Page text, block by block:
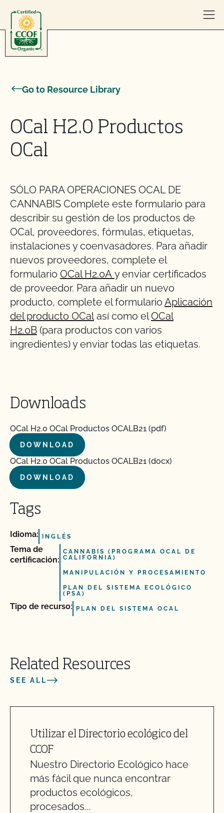
Go to Resource Library
OCal H2.0 Productos
OCal
SÓLO PARA OPERACIONES OCAL DE
CANNABIS Complete este formulario para
describir su gestión de los productos de
OCal, proveedores, fórmulas, etiquetas,
instalaciones y coenvasadores. Para añadir
nuevos proveedores, complete el
formulario OCal H2.0A y enviar certificados
de proveedor. Para añadir un nuevo
producto, complete el formulario Aplicación
del producto OCalasí como elOCal
H2.0B (para productos con varios
ingredientes) y enviar todas las etiquetas.
Downloads
OCal H2.0 OCal Productos OCALB21 (pdf)
DOWNLOAD
OCal H2.0 OCal Productos OCALB21 (docx)
DOWNLOAD
Tags
Idioma: INGLÉS
Tema de
certificación:
CANNABIS (PROGRAMA OCAL DE
CALIFORNIA)
MANIPULACIÓN Y PROCESAMIENTO
PLAN DEL SISTEMA ECOLÓGICO
(PSA)
Tipo de recurso: PLAN DEL SISTEMA OCAL
Related Resources
SEE ALL
Utilizar el Directorio ecológico del
CCOF
Nuestro Directorio Ecológico hace
más fácil que nunca encontrar
productos ecológicos,
procesados...